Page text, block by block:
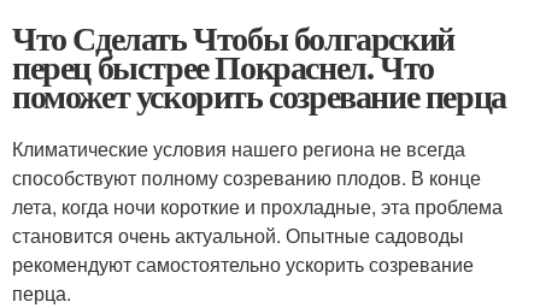
Что Сделать Чтобы болгарский
перец быстрее Покраснел. Что
поможет ускорить созревание перца
Климатические условия нашего региона не всегда
способствуют полному созреванию плодов. В конце
лета, когда ночи короткие и прохладные, эта проблема
становится очень актуальной. Опытные садоводы
рекомендуют самостоятельно ускорить созревание
перца.